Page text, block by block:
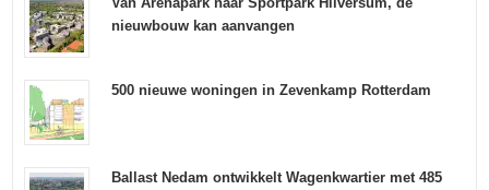
nieuwbouw kan aanvangen
500 nieuwe woningen in Zevenkamp Rotterdam
Ballast Nedam ontwikkelt Wagenkwartier met 485